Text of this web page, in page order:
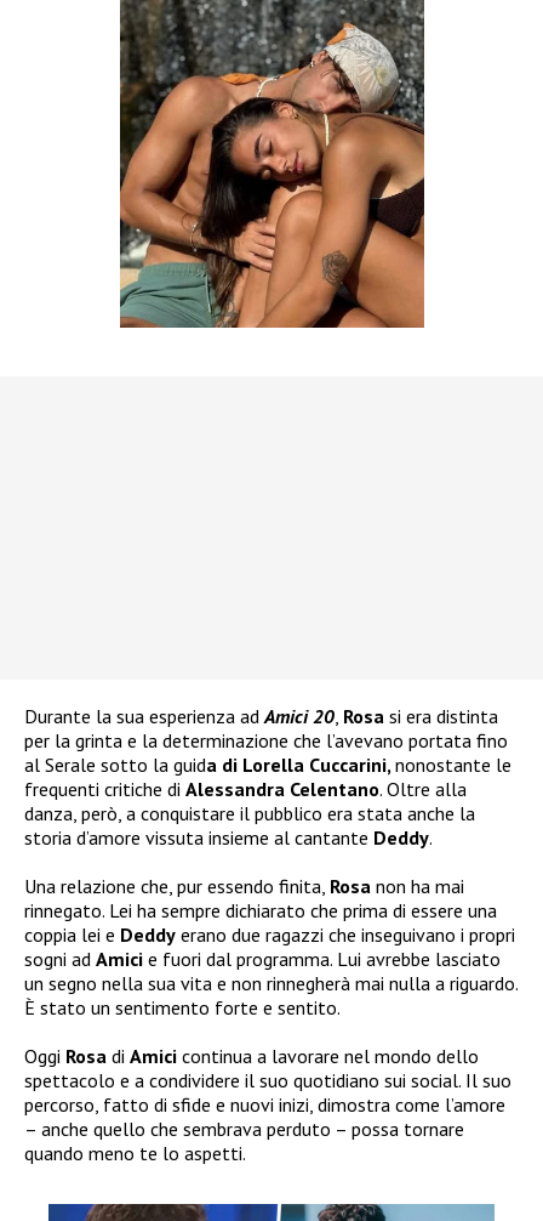
Durante la sua esperienza adAmici 20, Rosa si era distinta
per la grinta e la determinazione che l’avevano portata fino
al Serale sotto la guida di Lorella Cuccarini,nonostante le
frequenti critiche di Alessandra Celentano. Oltre alla
danza, però, a conquistare il pubblico era stata anche la
storia d’amore vissuta insieme al cantante Deddy.
Una relazione che, pur essendo finita, Rosa non ha mai
rinnegato. Lei ha sempre dichiarato che prima di essere una
coppia lei e Deddy erano due ragazzi che inseguivano i propri
sogni ad Amici e fuori dal programma. Lui avrebbe lasciato
un segno nella sua vita e non rinnegherà mai nulla a riguardo.
È stato un sentimento forte e sentito.
Oggi Rosa di Amici continua a lavorare nel mondo dello
spettacolo e a condividere il suo quotidiano sui social. Il suo
percorso, fatto di sfide e nuovi inizi, dimostra come l’amore
– anche quello che sembrava perduto – possa tornare
quando meno te lo aspetti.